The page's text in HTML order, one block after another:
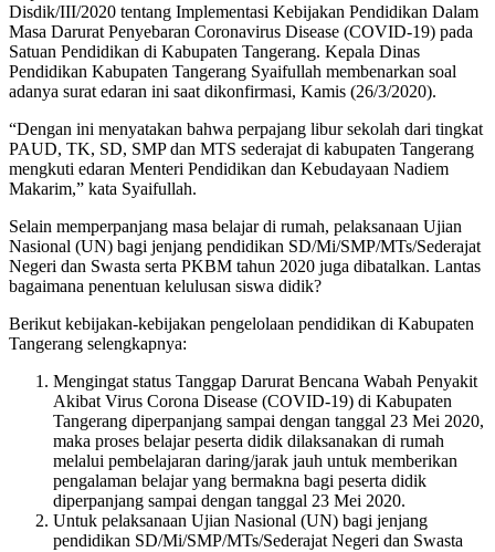
Disdik/III/2020 tentang Implementasi Kebijakan Pendidikan Dalam
Masa Darurat Penyebaran Coronavirus Disease (COVID-19) pada
Satuan Pendidikan di Kabupaten Tangerang. Kepala Dinas
Pendidikan Kabupaten Tangerang Syaifullah membenarkan soal
adanya surat edaran ini saat dikonfirmasi, Kamis (26/3/2020).
“Dengan ini menyatakan bahwa perpajang libur sekolah dari tingkat
PAUD, TK, SD, SMP dan MTS sederajat di kabupaten Tangerang
mengkuti edaran Menteri Pendidikan dan Kebudayaan Nadiem
Makarim,” kata Syaifullah.
Selain memperpanjang masa belajar di rumah, pelaksanaan Ujian
Nasional (UN) bagi jenjang pendidikan SD/Mi/SMP/MTs/Sederajat
Negeri dan Swasta serta PKBM tahun 2020 juga dibatalkan. Lantas
bagaimana penentuan kelulusan siswa didik?
Berikut kebijakan-kebijakan pengelolaan pendidikan di Kabupaten
Tangerang selengkapnya:
Mengingat status Tanggap Darurat Bencana Wabah Penyakit
Akibat Virus Corona Disease (COVID-19) di Kabupaten
Tangerang diperpanjang sampai dengan tanggal 23 Mei 2020,
maka proses belajar peserta didik dilaksanakan di rumah
melalui pembelajaran daring/jarak jauh untuk memberikan
pengalaman belajar yang bermakna bagi peserta didik
diperpanjang sampai dengan tanggal 23 Mei 2020.
Untuk pelaksanaan Ujian Nasional (UN) bagi jenjang
pendidikan SD/Mi/SMP/MTs/Sederajat Negeri dan Swasta